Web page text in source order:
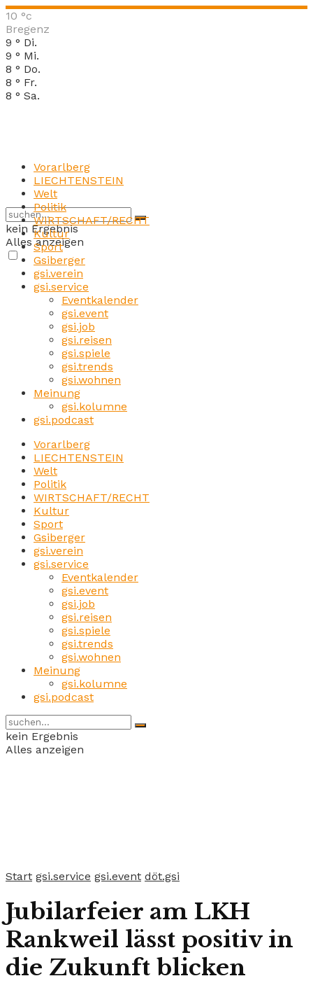
10 °c
Bregenz
9 ° Di.
9 ° Mi.
8 ° Do.
8 ° Fr.
8 ° Sa.
kein Ergebnis
Alles anzeigen
Vorarlberg
LIECHTENSTEIN
Welt
Politik
WIRTSCHAFT/RECHT
Kultur
Sport
Gsiberger
gsi.verein
gsi.service
Eventkalender
gsi.event
gsi.job
gsi.reisen
gsi.spiele
gsi.trends
gsi.wohnen
Meinung
gsi.kolumne
gsi.podcast
Vorarlberg
LIECHTENSTEIN
Welt
Politik
WIRTSCHAFT/RECHT
Kultur
Sport
Gsiberger
gsi.verein
gsi.service
Eventkalender
gsi.event
gsi.job
gsi.reisen
gsi.spiele
gsi.trends
gsi.wohnen
Meinung
gsi.kolumne
gsi.podcast
kein Ergebnis
Alles anzeigen
Start gsi.service gsi.event döt.gsi
Jubilarfeier am LKH
Rankweil lässt positiv in
die Zukunft blicken